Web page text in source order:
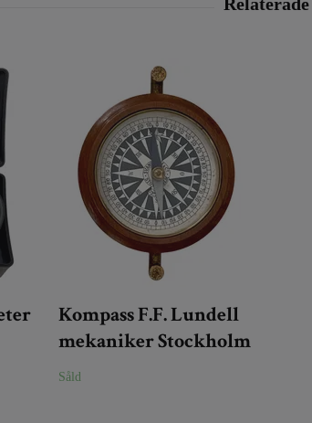
Kompass F.F. Lundell
mekaniker Stockholm
Såld